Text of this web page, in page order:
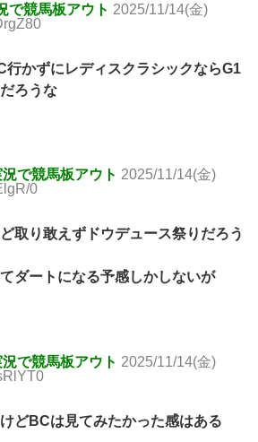
で競馬板アウト 2025/11/14(金)
行かずにレディスクラシックならG1
ろうな
で競馬板アウト 2025/11/14(金)
0
取り敢えずドウデュース祭りだろう
ダートになる予感しかしないが
で競馬板アウト 2025/11/14(金)
どBCは見てみたかった感はある